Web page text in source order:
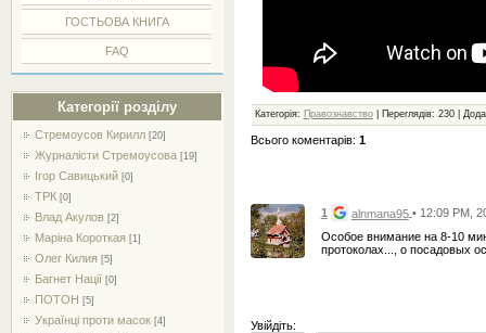
ГОСТЬОВА КНИГА
FAQ
Категорії розділу
Стремоусов Кирилл [20]
Журналісти Стремоусова [19]
Ігор Савицький [0]
ТРК [0]
Влад Акулов [2]
Маріна Короткая [1]
Олег Килия [5]
Багнет Нації [0]
ПОТОН [5]
Українці проти масок [4]
Категорія: Правознавство| Переглядів: 230|
Всього коментарів: 1
1 alnmana95 • 12:09 PM,
Особое внимание на 8-10
протоколах..., о посадовых
Увійдіть: